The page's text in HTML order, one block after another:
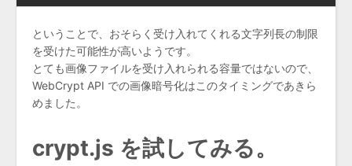
ということで、おそらく受け入れてくれる文字列長の制限
を受けた可能性が高いようです。
とても画像ファイルを受け入れられる容量ではないので、
WebCrypt API での画像暗号化はこのタイミングであきら
めました。
crypt.js を試してみる。